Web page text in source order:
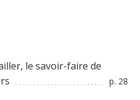
le savoir-faire de
p. 28